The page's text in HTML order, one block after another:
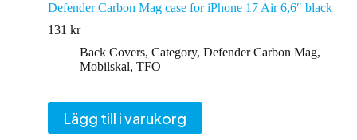
Defender Carbon Mag case for iPhone 17 Air 6,6″ black
131 kr
Back Covers, Category, Defender Carbon Mag,
Mobilskal, TFO
Lägg till i varukorg